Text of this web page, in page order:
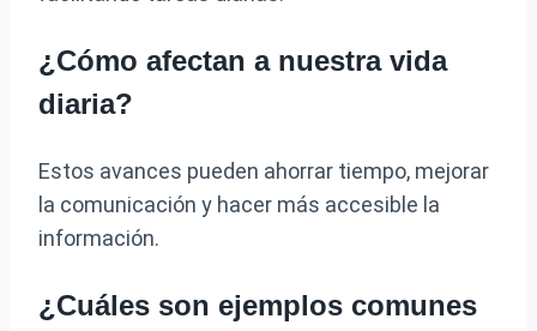
¿Cómo afectan a nuestra vida
diaria?
Estos avances pueden ahorrar tiempo, mejorar
la comunicación y hacer más accesible la
información.
¿Cuáles son ejemplos comunes